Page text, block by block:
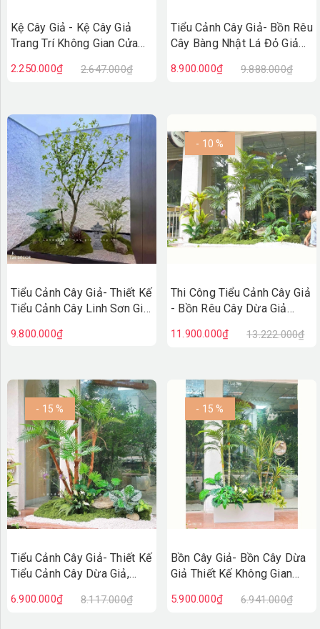
Kệ Cây Giả - Kệ Cây Giả
Trang Trí Không Gian Cửa
(100X50X110cm)- BC275
2.250.000₫ 2.647.000₫
Tiểu Cảnh Cây Giả- Bồn Rêu
Cây Bàng Nhật Lá Đỏ Giả
(90X200X220cm)- RC147
8.900.000₫ 9.888.000₫
Tiểu Cảnh Cây Giả- Thiết Kế
Tiểu Cảnh Cây Linh Sơn Giả
Xanh - RC143
9.800.000₫
- 10 %
Thi Công Tiểu Cảnh Cây Giả
- Bồn Rêu Cây Dừa Giả
Cafe
11.900.000₫ 13.222.000₫
- 15 %
Tiểu Cảnh Cây Giả- Thiết Kế
Tiểu Cảnh Cây Dừa Giả,
Xanh (160X140X190cm)-
6.900.000₫ 8.117.000₫
- 15 %
Bồn Cây Giả- Bồn Cây Dừa
Giả Thiết Kế Không Gian
(150X80X200cm)- BC255
5.900.000₫ 6.941.000₫